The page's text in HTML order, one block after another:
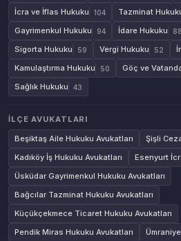
İcra ve İflas Hukuku 104 Tazminat
Gayrimenkul Hukuku 94 İdare Hukuku 88
Sigorta Hukuku 59 Vergi Hukuku 52
Kamulaştırma Hukuku 50 Göç ve
Sağlık Hukuku 43
İLÇE AVUKATLARI
Beşiktaş Aile Hukuku Avukatları
Şişli
Kadıköy İş Hukuku Avukatları
Esenyurt
Üsküdar Gayrimenkul Hukuku Avukatları
Bağcılar Tazminat Hukuku Avukatları
Küçükçekmece Ticaret Hukuku Avukatları
Pendik Miras Hukuku Avukatları